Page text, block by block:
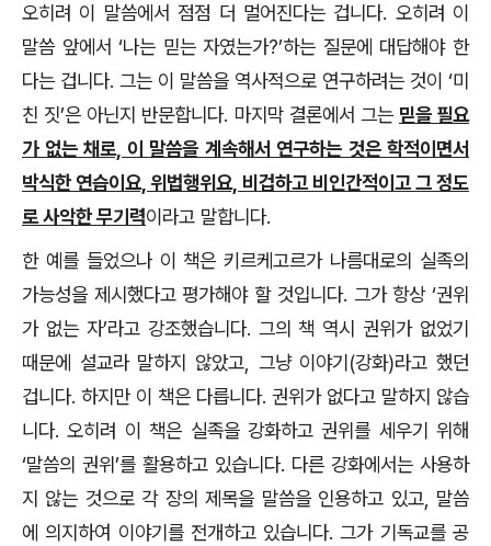
오히려 이 말씀에서 점점 더 멀어진다는 겁니다. 오히려 이
말씀 앞에서 ‘나는 믿는 자였는가?’하는 질문에 대답해야 한
다는 겁니다. 그는 이 말씀을 역사적으로 연구하려는 것이 ‘미
친 짓’은 아닌지 반문합니다. 마지막 결론에서 그는 믿을 필요
가 없는 채로, 이 말씀을 계속해서 연구하는 것은 학적이면서
박식한 연습이요, 위법행위요, 비겁하고 비인간적이고 그 정도
로 사악한 무기력이라고 말합니다.
한 예를 들었으나 이 책은 키르케고르가 나름대로의 실족의
가능성을 제시했다고 평가해야 할 것입니다. 그가 항상 ‘권위
가 없는 자’라고 강조했습니다. 그의 책 역시 권위가 없었기
때문에 설교라 말하지 않았고, 그냥 이야기(강화)라고 했던
겁니다. 하지만 이 책은 다릅니다. 권위가 없다고 말하지 않습
니다. 오히려 이 책은 실족을 강화하고 권위를 세우기 위해
‘말씀의 권위’를 활용하고 있습니다. 다른 강화에서는 사용하
지 않는 것으로 각 장의 제목을 말씀을 인용하고 있고, 말씀
에 의지하여 이야기를 전개하고 있습니다. 그가 기독교를 공